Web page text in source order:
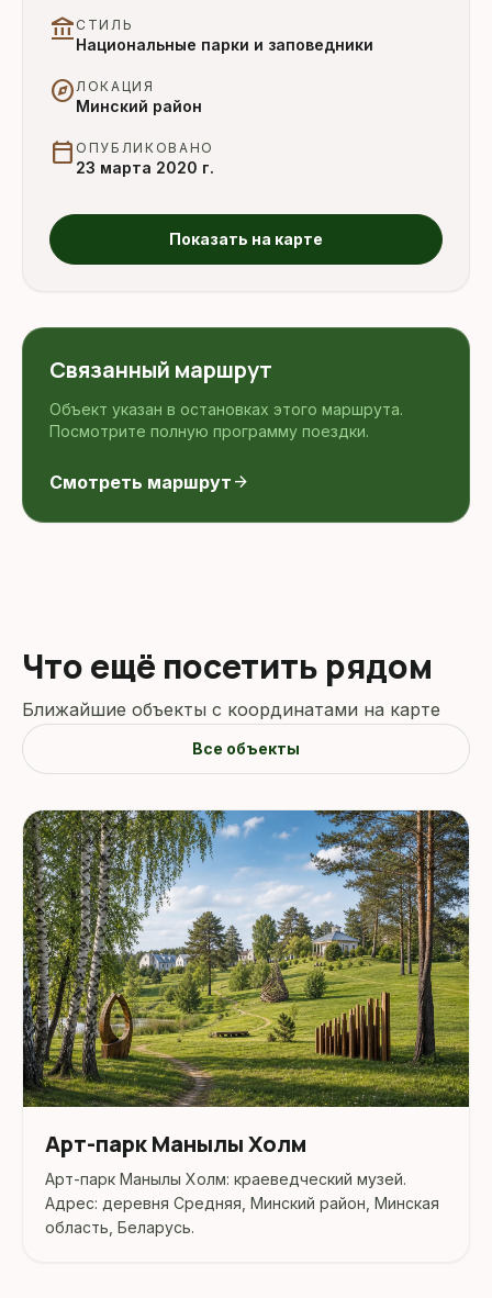
account_balance СТИЛЬ
Национальные парки и заповедники
explore ЛОКАЦИЯ
Минский район
calendar_today ОПУБЛИКОВАНО
23 марта 2020 г.
Показать на карте
Связанный маршрут
Объект указан в остановках этого маршрута.
Посмотрите полную программу поездки.
Смотреть маршрут arrow_forward
Что ещё посетить рядом
Ближайшие объекты с координатами на карте
Все объекты
Арт-парк Манылы Холм
Арт-парк Манылы Холм: краеведческий музей.
Адрес: деревня Средняя, Минский район, Минская
область, Беларусь.